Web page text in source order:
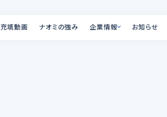
充填動画 ナオミの強み 企業情報 お知らせ